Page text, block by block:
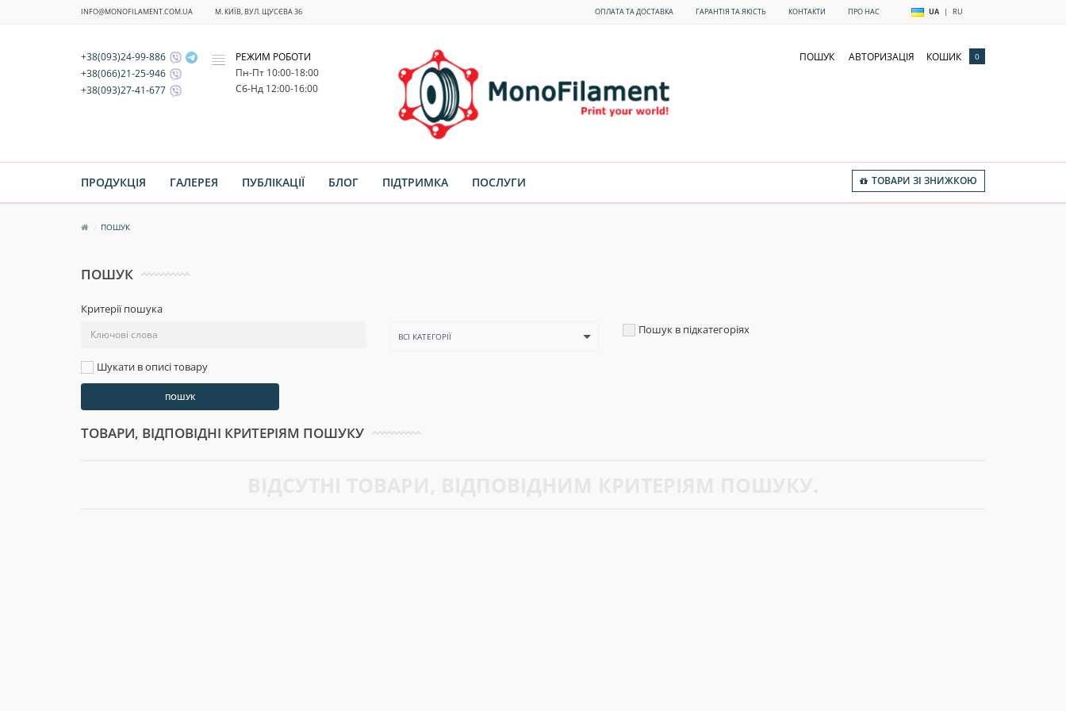
INFO@MONOFILAMENT.COM.UA М. КИЇВ, ВУЛ. ЩУСЄВА 36 ОПЛАТА ТА ДОСТАВКА ГАРАНТІЯ ТА ЯКІСТЬ КОНТАКТИ ПРО НАС UA | RU
+38(093)24-99-886
+38(066)21-25-946
+38(093)27-41-677
РЕЖИМ РОБОТИ
Пн-Пт 10:00-18:00
Cб-Нд 12:00-16:00
ПОШУК АВТОРИЗАЦІЯ КОШИК 0
ПРОДУКЦІЯ ГАЛЕРЕЯ ПУБЛІКАЦІЇ БЛОГ ПІДТРИМКА ПОСЛУГИ ТОВАРИ ЗІ ЗНИЖКОЮ
ПОШУК
ПОШУК
Критерії пошука
ВСІ КАТЕГОРІЇ
Пошук в підкатегоріях
Шукати в описі товару
ТОВАРИ, ВІДПОВІДНІ КРИТЕРІЯМ ПОШУКУ